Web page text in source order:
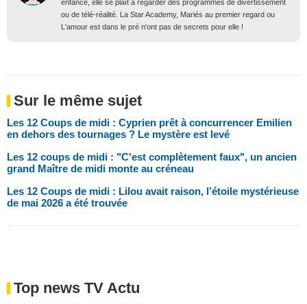
enfance, elle se plaît à regarder des programmes de divertissement
ou de télé-réalité. La Star Academy, Mariés au premier regard ou
L'amour est dans le pré n'ont pas de secrets pour elle !
Sur le même sujet
Les 12 Coups de midi : Cyprien prêt à concurrencer Emilien
en dehors des tournages ? Le mystère est levé
Les 12 coups de midi : "C'est complètement faux", un ancien
grand Maître de midi monte au créneau
Les 12 Coups de midi : Lilou avait raison, l’étoile mystérieuse
de mai 2026 a été trouvée
Top news TV Actu